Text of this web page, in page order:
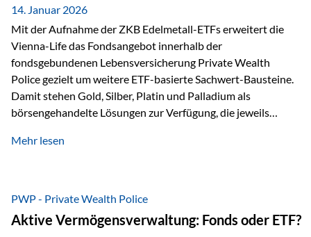
breit ab, ohne die…
14. Januar 2026
Mit der Aufnahme der ZKB Edelmetall-ETFs erweitert die
Vienna-Life das Fondsangebot innerhalb der
fondsgebundenen Lebensversicherung Private Wealth
Police gezielt um weitere ETF-basierte Sachwert-Bausteine.
Damit stehen Gold, Silber, Platin und Palladium als
börsengehandelte Lösungen zur Verfügung, die jeweils
dabei nicht auf einzelnen Marktmeinungen, sondern auf
Inflationsrobustheit und Stabilisierung – eingebettet in eine
liechtensteinische Versicherungsstruktur. Die
Sicherheitsarchitektur: Liechtenstein als Strukturprinzip Die
Mehr lesen
PWP - Private Wealth Police
Aktive Vermögensverwaltung: Fonds oder ETF?